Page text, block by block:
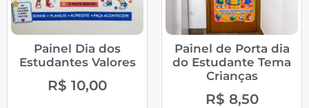
Painel Dia dos
Estudantes Valores
R$ 10,00
Painel de Porta dia
do Estudante Tema
Crianças
R$ 8,50